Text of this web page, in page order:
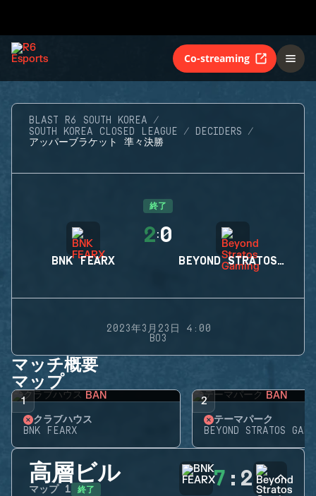
Co-streaming
BLAST R6 SOUTH KOREA
SOUTH KOREA CLOSED LEAGUE
DECIDERS
アッパーブラケット 準々決勝
終了
BNK FEARX
2:0
BEYOND STRATOS GAMING
2023年3月23日 4:00
BO3
マッチ概要
マップ
1 BAN
クラブハウス
BNK FEARX
2 BAN
テーマパーク
BEYOND STRATOS
高層ビル
マップ 1 終了 7 : 2